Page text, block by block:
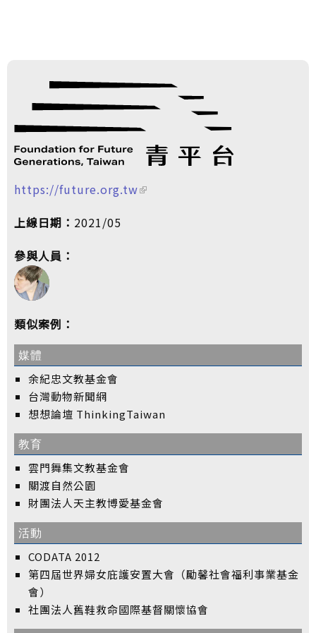
https://future.org.tw
上線日期： 2021/05
參與人員：
類似案例：
媒體
余紀忠文教基金會
台灣動物新聞網
想想論壇 ThinkingTaiwan
教育
雲門舞集文教基金會
關渡自然公園
財團法人天主教博愛基金會
活動
CODATA 2012
第四屆世界婦女庇護安置大會（勵馨社會福利事業基金
會）
社團法人舊鞋救命國際基督關懷協會